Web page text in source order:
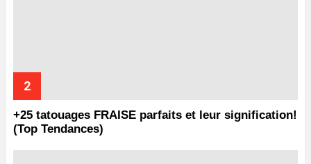
+25 tatouages ​​FRAISE parfaits et leur signification!
(Top Tendances)